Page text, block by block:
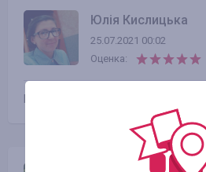
Юлія Кислицька
25.07.2021 00:02
Оценка: